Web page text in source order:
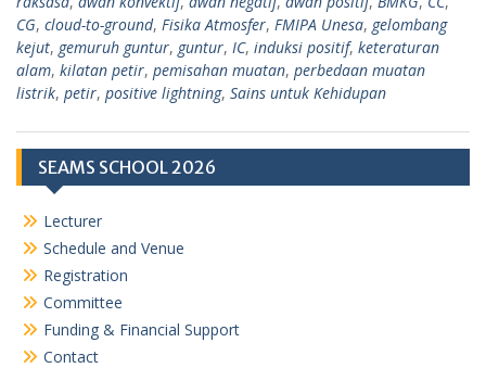
CG, cloud-to-ground, Fisika Atmosfer, FMIPA Unesa, gelombang
kejut, gemuruh guntur, guntur, IC, induksi positif, keteraturan
alam, kilatan petir, pemisahan muatan, perbedaan muatan
listrik, petir, positive lightning, Sains untuk Kehidupan
SEAMS SCHOOL 2026
Lecturer
Schedule and Venue
Registration
Committee
Funding & Financial Support
Contact